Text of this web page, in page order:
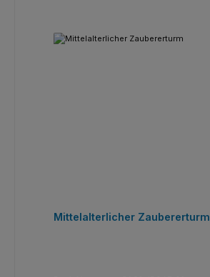
Mittelalterlicher Zaubererturm